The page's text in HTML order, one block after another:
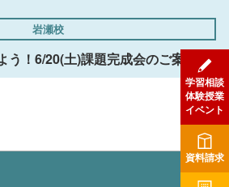
岩瀬校
！6/20(土)課題完成会のご案内
学習相談
体験授業
イベント
資料請求